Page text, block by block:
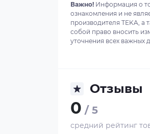
Важно! Информация о
ознакомления и не
производителя TEKA, а
собой право вносить
уточнения всех важных
Отзывы
0 / 5
средний рейтинг